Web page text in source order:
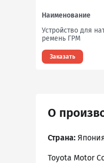
Наименование
Устройство для
ремень ГРМ
Заказать
О
Страна:
Toyota Motor